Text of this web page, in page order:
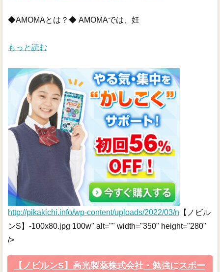
◆AMOMAとは？◆ AMOMAでは、妊
もっと読む
http://pikakichi.info/wp-content/uploads/2022/03/n 【ノビル
ンS】-100x80.jpg 100w" alt="" width="350" height="280"
/>
【ノビルンS】高光製薬株式会社・勉強にスポー